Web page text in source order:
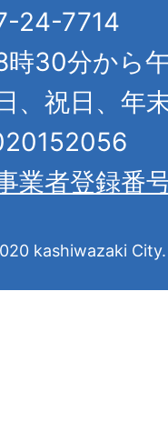
24-7714
時30分から
、祝日、年
業者登録番
kashiwazaki